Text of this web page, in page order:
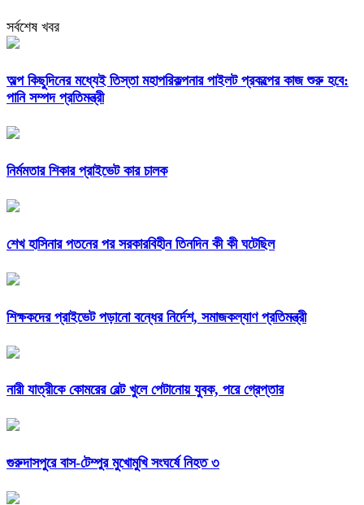
সর্বশেষ খবর
অল্প কিছুদিনের মধ্যেই তিস্তা মহাপরিকল্পনার পাইলট প্রকল্পের কাজ শুরু হবে:
পানি সম্পদ প্রতিমন্ত্রী
নির্মমতার শিকার প্রাইভেট কার চালক
শেখ হাসিনার পতনের পর সরকারবিহীন তিনদিন কী কী ঘটেছিল
শিক্ষকদের প্রাইভেট পড়ানো বন্ধের নির্দেশ, সমাজকল্যাণ প্রতিমন্ত্রী
নারী যাত্রীকে কোমরের বেল্ট খুলে পেটানোয় যুবক, পরে গ্রেপ্তার
গুরুদাসপুরে বাস-টেম্পুর মুখোমুখি সংঘর্ষে নিহত ৩